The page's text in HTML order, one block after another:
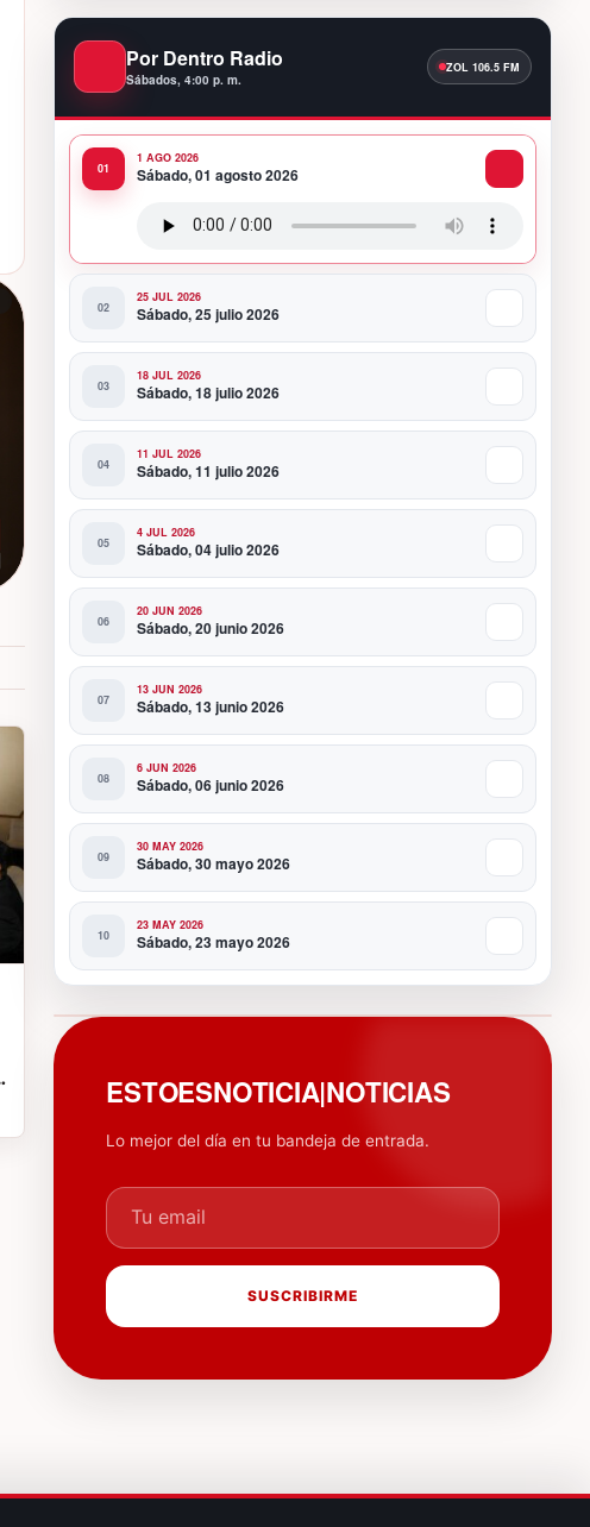
Hospiten Santo Domingo destaca el valor
Banreservas recibe nuevamente la máxima
calificación crediticia AAA.do de Moody’s
Local RD con perspectiva Estable
10:51 PM
Producciones Panda Rosa anuncia su
nueva puesta en escena: “PARADISO”
Por Dentro Radio
Sábados, 4:00 p. m.
1 AGO 2026
Sábado, 01 agosto 2026
25 JUL 2026
Sábado, 25 julio 2026
18 JUL 2026
Sábado, 18 julio 2026
11 JUL 2026
Sábado, 11 julio 2026
4 JUL 2026
Sábado, 04 julio 2026
20 JUN 2026
Sábado, 20 junio 2026
13 JUN 2026
Sábado, 13 junio 2026
6 JUN 2026
Sábado, 06 junio 2026
30 MAY 2026
Sábado, 30 mayo 2026
23 MAY 2026
Sábado, 23 mayo 2026
ESTOESNOTICIA|NOTICIAS
Lo mejor del día en tu bandeja de entrada.
Tu email
SUSCRIBIRME